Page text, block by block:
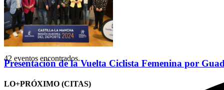
Presentación de la Vuelta Ciclista Femenina por
LO+PRÓXIMO (CITAS)
42 eventos encontrados.